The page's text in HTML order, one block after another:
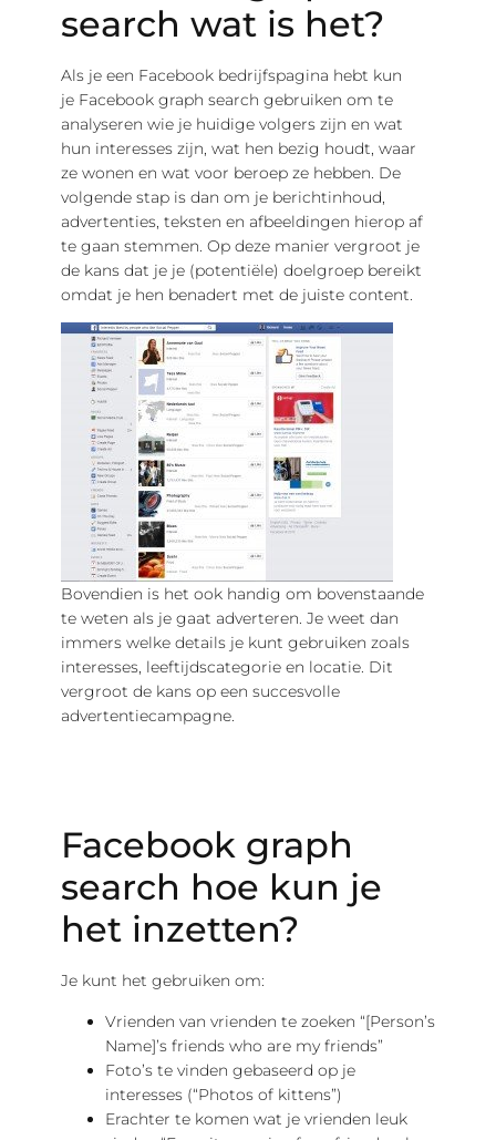
search wat is het?
Als je een Facebook bedrijfspagina hebt kun
je Facebook graph search gebruiken om te
analyseren wie je huidige volgers zijn en wat
hun interesses zijn, wat hen bezig houdt, waar
ze wonen en wat voor beroep ze hebben. De
volgende stap is dan om je berichtinhoud,
advertenties, teksten en afbeeldingen hierop af
te gaan stemmen. Op deze manier vergroot je
de kans dat je je (potentiële) doelgroep bereikt
omdat je hen benadert met de juiste content.
Bovendien is het ook handig om bovenstaande
te weten als je gaat adverteren. Je weet dan
immers welke details je kunt gebruiken zoals
interesses, leeftijdscategorie en locatie. Dit
vergroot de kans op een succesvolle
advertentiecampagne.
Facebook graph
search hoe kun je
het inzetten?
Je kunt het gebruiken om:
Vrienden van vrienden te zoeken “[Person’s
Name]’s friends who are my friends”
Foto’s te vinden gebaseerd op je
interesses (“Photos of kittens”)
Erachter te komen wat je vrienden leuk